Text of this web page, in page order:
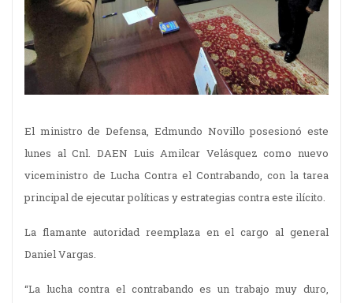
El ministro de Defensa, Edmundo Novillo posesionó este
lunes al Cnl. DAEN Luis Amilcar Velásquez como nuevo
viceministro de Lucha Contra el Contrabando, con la tarea
principal de ejecutar políticas y estrategias contra este ilícito.
La flamante autoridad reemplaza en el cargo al general
Daniel Vargas.
“La lucha contra el contrabando es un trabajo muy duro,